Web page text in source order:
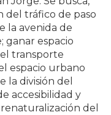
del tráfico de paso
la avenida de
ganar espacio
transporte
espacio urbano
la división del
accesibilidad y
del